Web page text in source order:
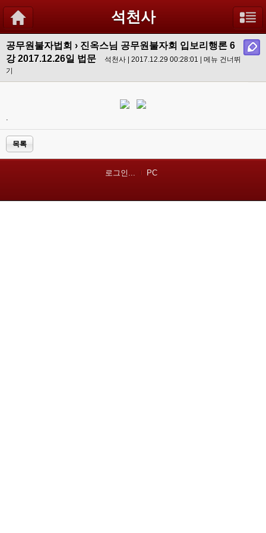
석천사
공무원불자법회 › 진옥스님 공무원불자회 입보리행론 6
강 2017.12.26일 법문
석천사 | 2017.12.29 00:28:01 | 메뉴 건너뛰
기
.
목록
로그인... PC